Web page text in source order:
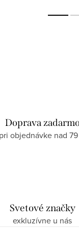
Doprava
pri objednávke nad
Svetové značky
exkluzívne u nás